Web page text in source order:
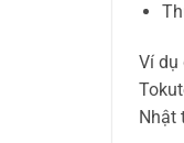
Ví dụ
Nhật